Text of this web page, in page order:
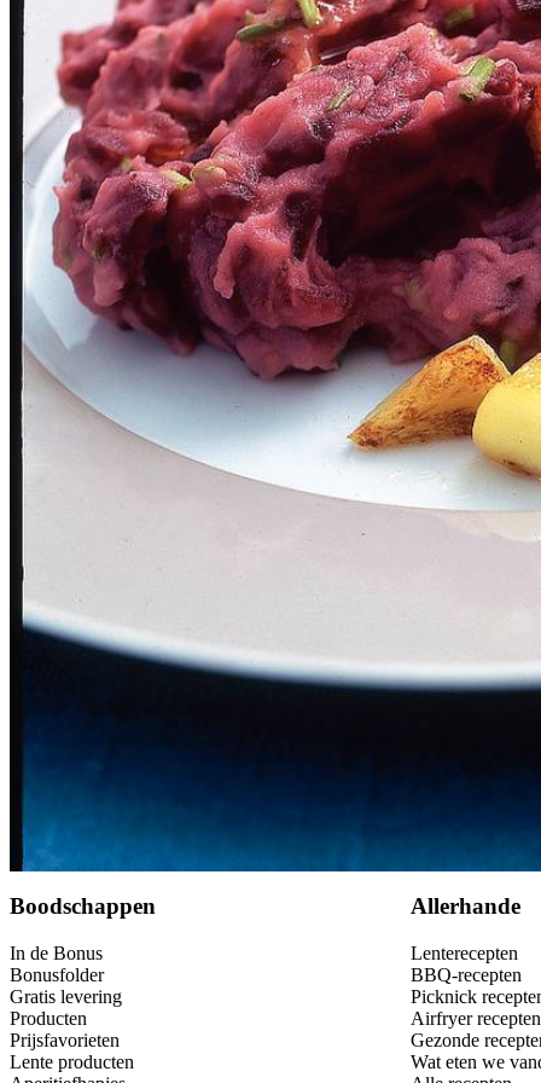
appel
1 boter
schaaltjegemarineerde speklapjes à la minute
Dit heb je nodig
Boodschappen
In de Bonus
Bonusfolder
Gratis levering
Producten
Prijsfavorieten
Lente producten
Allerhande
Lenterecepten
BBQ-recepten
Picknick
Airfryer recepten
Gezonde
Wat eten we